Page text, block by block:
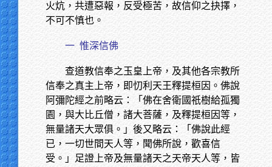
火炕，共遭惡報，反受極苦，故信仰之抉擇，
不可不慎也。
一 惟深信佛
查道教信奉之玉皇上帝，及其他各宗教所
信奉之真主上帝，即忉利天王釋提桓因。佛說
阿彌陀經之前略云：「佛在舍衛國祇樹給孤獨
園，與大比丘僧，諸大菩薩，及釋提桓因等，
無量諸天大眾俱。」後又略云：「佛說此經
已，一切世間天人等，聞佛所說，歡喜信
受。」足證上帝及無量諸天之天帝天人等，皆